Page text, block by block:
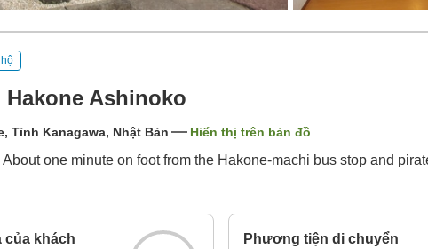
Ashinoko
Tỉnh Kanagawa, Nhật Bản Hiển thị trên bản đồ
one minute on foot from the Hakone-machi bus stop and
của khách Phương tiện di chuyển